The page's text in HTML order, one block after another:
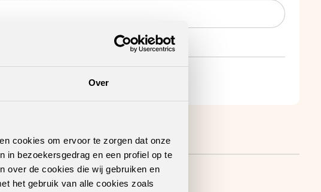
Over
cookies om ervoor te zorgen dat onze
in bezoekersgedrag en een profiel op te
over de cookies die wij gebruiken en
het gebruik van alle cookies zoals